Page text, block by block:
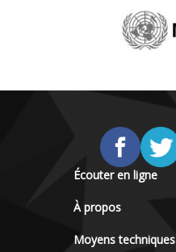
Écouter en ligne
À propos
Moyens techniques